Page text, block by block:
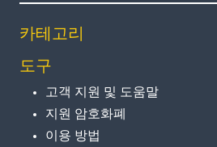
카테고리
도구
고객 지원 및 도움말
지원 암호화폐
이용 방법